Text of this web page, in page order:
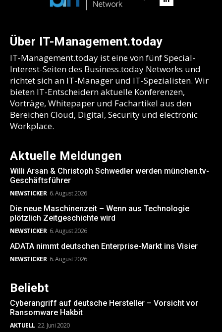
Über IT-Management.today
IT-Management.today ist eine von fünf Special-
Interest-Seiten des Business.today Networks und
richtet sich an IT-Manager und IT-Spezialisten. Wir
bieten IT-Entscheidern aktuelle Konferenzen,
Vorträge, Whitepaper und Fachartikel aus den
Bereichen Cloud, Digital, Security und electronic
Workplace.
Aktuelle Meldungen
Willi Arsan & Christoph Schwedler werden münchen.tv-
Geschäftsführer
NEWSTICKER 6. August 2026
Die neue Maschinenzeit – Wenn aus Technologie
plötzlich Zeitgeschichte wird
NEWSTICKER 6. August 2026
ADATA nimmt deutschen Enterprise-Markt ins Visier
NEWSTICKER 6. August 2026
Beliebt
Cyberangriff auf deutsche Hersteller – Vorsicht vor
Ransomware Hakbit
AKTUELL 22. Juni 2020